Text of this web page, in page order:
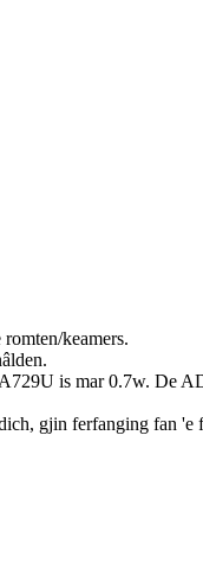
keamers.
is mar 0.7w. De
gjin ferfanging fan 'e